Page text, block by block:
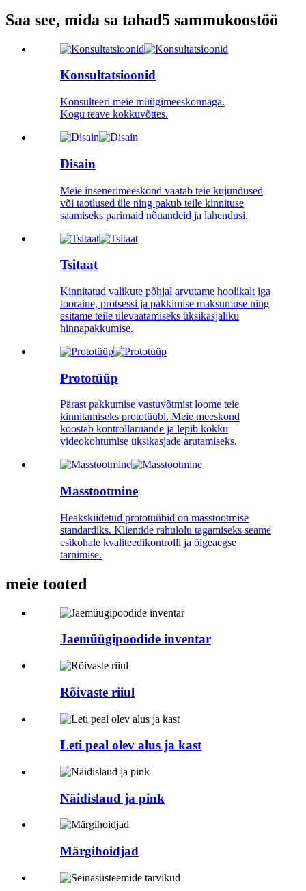
Saa see, mida sa tahad5 sammukoostöö
Konsultatsioonid
Konsulteeri meie müügimeeskonnaga.
Kogu teave kokkuvõttes.
Disain
Meie insenerimeeskond vaatab teie kujundused
või taotlused üle ning pakub teile kinnituse
saamiseks parimaid nõuandeid ja lahendusi.
Tsitaat
Kinnitatud valikute põhjal arvutame hoolikalt iga
tooraine, protsessi ja pakkimise maksumuse ning
esitame teile ülevaatamiseks üksikasjaliku
hinnapakkumise.
Prototüüp
Pärast pakkumise vastuvõtmist loome teie
kinnitamiseks prototüübi. Meie meeskond
koostab kontrollaruande ja lepib kokku
videokohtumise üksikasjade arutamiseks.
Masstootmine
Heakskiidetud prototüübid on masstootmise
standardiks. Klientide rahulolu tagamiseks seame
esikohale kvaliteedikontrolli ja õigeaegse
tarnimise.
meie tooted
Jaemüügipoodide inventar
Rõivaste riiul
Leti peal olev alus ja kast
Näidislaud ja pink
Märgihoidjad